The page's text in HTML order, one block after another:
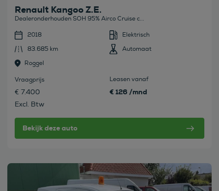
Renault Kangoo Z.E.
Dealeronderhouden SOH 95% Airco Cruise c...
2018
Elektrisch
83.685 km
Automaat
Roggel
Vraagprijs
€ 7.400
Excl. Btw
Leasen vanaf
€ 126 /mnd
Bekijk deze auto